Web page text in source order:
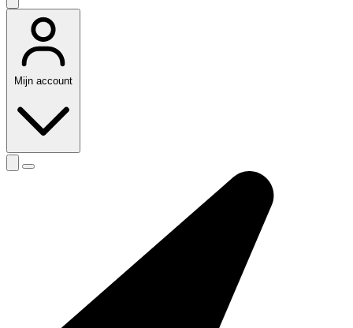
Mijn account